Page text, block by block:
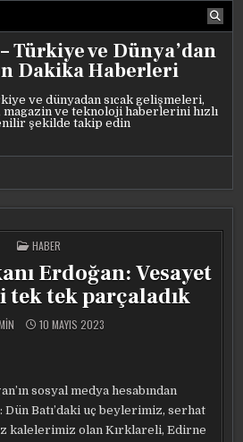
Türkiye ve Dünya’dan
Dakika Haberleri
ve dünyadan sıcak gelişmeleri,
ve teknoloji haberlerini hızlı
şekilde takip edin
POSTED
IN
HABER
Erdoğan: Vesayet
tek parçaladık
10 MAYIS 2023
sosyal medya hesabından
Dün Batı’daki uç beylerimiz, serhat
kalelerimiz olan Kırklareli, Edirne